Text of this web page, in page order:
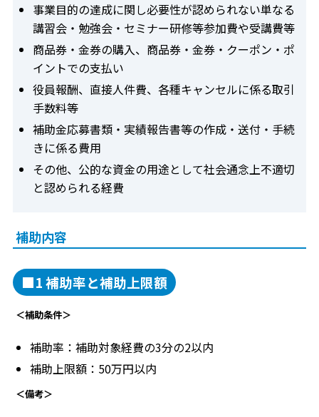
事業目的の達成に関し必要性が認められない単なる
講習会・勉強会・セミナー研修等参加費や受講費等
商品券・金券の購入、商品券・金券・クーポン・ポ
イントでの支払い
役員報酬、直接人件費、各種キャンセルに係る取引
手数料等
補助金応募書類・実績報告書等の作成・送付・手続
きに係る費用
その他、公的な資金の用途として社会通念上不適切
と認められる経費
補助内容
■1 補助率と補助上限額
＜補助条件＞
補助率：補助対象経費の3分の2以内
補助上限額：50万円以内
＜備考＞